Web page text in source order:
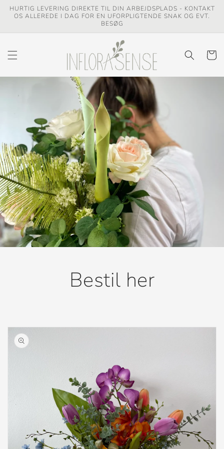
Gå til
indhold
HURTIG LEVERING DIREKTE TIL DIN ARBEJDSPLADS - KONTAKT
OS ALLEREDE I DAG FOR EN UFORPLIGTENDE SNAK OG EVT.
BESØG
Bestil her